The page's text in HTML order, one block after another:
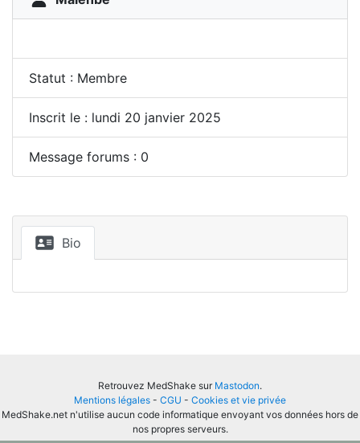
Statut : Membre
Inscrit le : lundi 20 janvier 2025
Message forums : 0
Bio
Retrouvez MedShake sur Mastodon.
Mentions légales - CGU - Cookies et vie privée
MedShake.net n'utilise aucun code informatique envoyant vos données hors de
nos propres serveurs.